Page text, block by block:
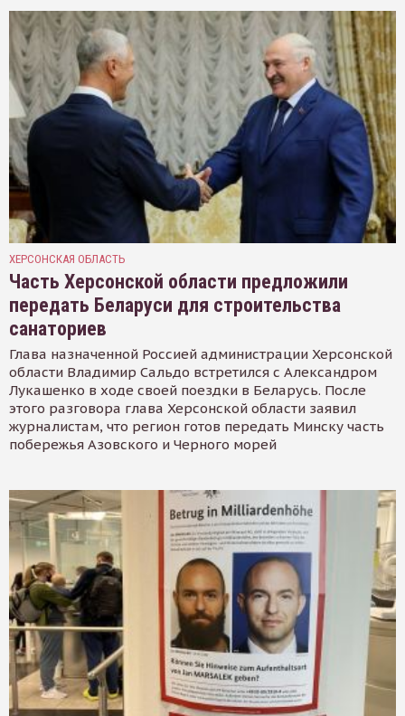
ХЕРСОНСКАЯ ОБЛАСТЬ
Часть Херсонской области предложили
передать Беларуси для строительства
санаториев
Глава назначенной Россией администрации Херсонской
области Владимир Сальдо встретился с Александром
Лукашенко в ходе своей поездки в Беларусь. После
этого разговора глава Херсонской области заявил
журналистам, что регион готов передать Минску часть
побережья Азовского и Черного морей